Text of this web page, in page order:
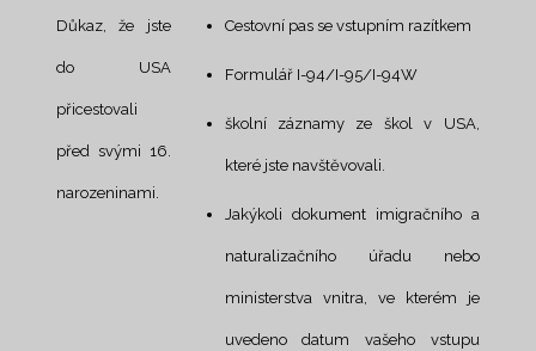
Důkaz, že jste
do USA
přicestovali
před svými 16.
narozeninami.
Cestovní pas se vstupním razítkem
Formulář I-94/I-95/I-94W
školní záznamy ze škol v USA,
které jste navštěvovali.
Jakýkoli dokument imigračního a
naturalizačního úřadu nebo
ministerstva vnitra, ve kterém je
uvedeno datum vašeho vstupu